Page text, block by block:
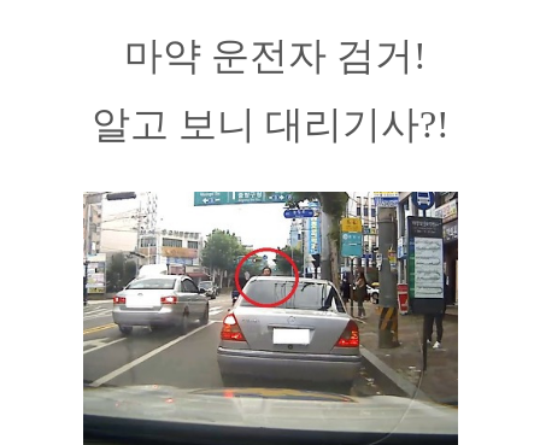
마약 운전자 검거!
알고 보니 대리기사?!